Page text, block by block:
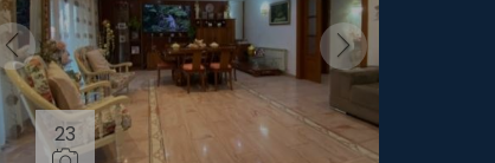
23